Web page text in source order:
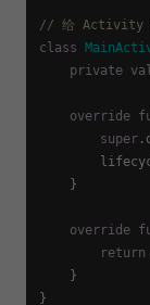
// 给 Activity
class
private
override
super
    }
override
return
    }